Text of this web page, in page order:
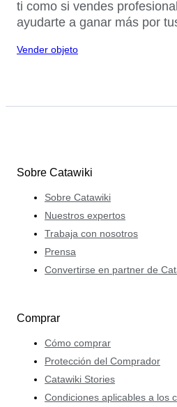
ti como si vendes
ayudarte a ganar más por
Vender objeto
Sobre Catawiki
Sobre Catawiki
Nuestros expertos
Trabaja con nosotros
Prensa
Convertirse en partner de
Comprar
Cómo comprar
Protección del Comprador
Catawiki Stories
Condiciones aplicables a los